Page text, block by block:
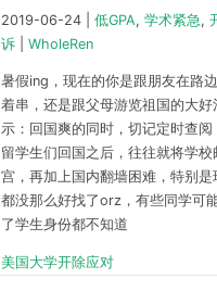
2019-06-24 低GPA, 学术紧急 ,
诉
WholeRen
暑假ing，现在的你是跟朋友在路
着串，还是跟父母游览祖国的大好
示：回国爽的同时，切记定时查阅
留学生们回国之后，往往就将学校
宫，再加上国内翻墙困难，特别是
都没那么好找了orz，有些同学可
了学生身份都不知道
美国大学开除应对